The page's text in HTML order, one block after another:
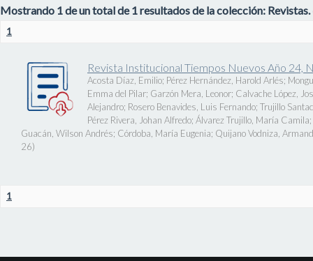
Mostrando 1 de un total de 1 resultados de la colección: Revistas.
1
Revista Institucional Tiempos Nuevos Año 24,
Acosta Díaz, Emilio; Pérez Hernández, Harold Arlés;
Emma del Pilar; Garzón Mera, Leonor; Calvache López,
Alejandro; Rosero Benavides, Luis Fernando; Trujillo
Pérez Rivera, Johan Alfredo; Álvarez Trujillo, María Camila;
Guacán, Wilson Andrés; Córdoba, María Eugenia; Quijano Vodniza,
26)
1